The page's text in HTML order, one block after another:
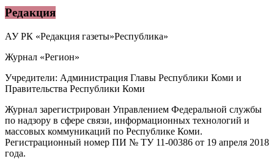
Редакция
АУ РК «Редакция газеты»Республика»
Журнал «Регион»
Учредители: Администрация Главы Республики Коми и
Правительства Республики Коми
Журнал зарегистрирован Управлением Федеральной службы
по надзору в сфере связи, информационных технологий и
массовых коммуникаций по Республике Коми.
Регистрационный номер ПИ № ТУ 11-00386 от 19 апреля 2018
года.